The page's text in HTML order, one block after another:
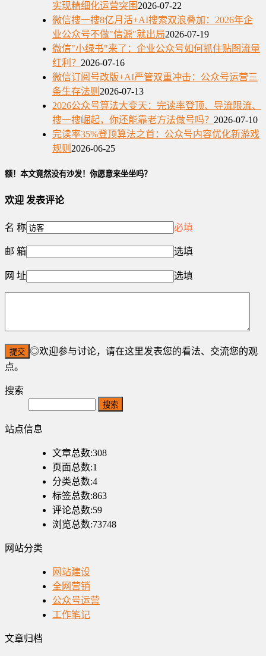
实现精细化运营突围 2026-07-22
微信搜一搜8亿月活+AI搜索双浪叠加：2026年企
业公众号不做"信源"就出局2026-07-19
微信"小绿书"来了：企业公众号如何抓住贴图流量
红利？ 2026-07-16
微信订阅号改版+AI严管双重冲击：公众号运营三
条生存法则 2026-07-13
2026公众号算法大变天：完读率登顶、导流限流、
搜一搜崛起，你还能靠老方法做号吗？ 2026-07-10
完读率35%登顶算法之首：公众号内容优化新游戏
规则 2026-06-25
额！本文竟然没有沙发！你愿意来坐坐吗？
欢迎 发表评论
名 称 必填
邮 箱 选填
网 址 选填
◎欢迎参与讨论，请在这里发表您的看法、交流您的观
点。
搜索
Search
站点信息
文章总数:308
页面总数:1
分类总数:4
标签总数:863
评论总数:59
浏览总数:73748
网站分类
网站建设
全网营销
公众号运营
工作笔记
文章归档